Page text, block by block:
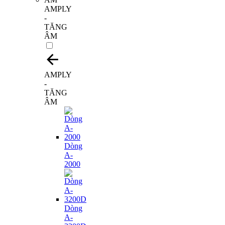
AMPLY
-
TĂNG
ÂM
AMPLY
-
TĂNG
ÂM
Dòng
A-
2000
Dòng
A-